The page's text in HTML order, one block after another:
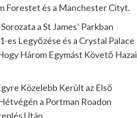
Forestet és a Manchester Cityt.
a St James’ Parkban
Legyőzése és a Crystal Palace
Három Egymást Követő Hazai
Közelebb Került az Első
a Portman Roadon
Után.